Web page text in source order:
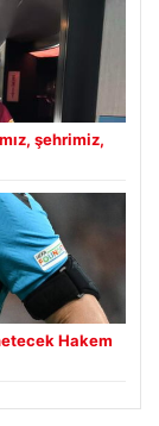
şehrimiz,
Hakem